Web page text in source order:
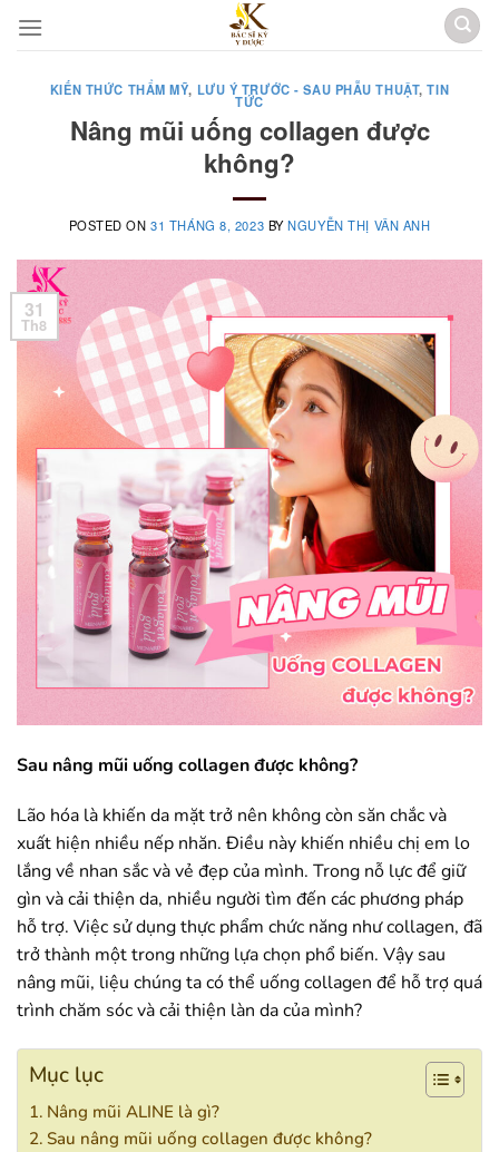
KIẾN THỨC THẨM MỸ, LƯU Ý TRƯỚC - SAU PHẪU THUẬT,TIN
TỨC
Nâng mũi uống collagen được
không?
POSTED ON31 THÁNG 8, 2023 BYNGUYỄN THỊ VÂN ANH
31
Th8
Sau nâng mũi uống collagen được không?
Lão hóa là khiến da mặt trở nên không còn săn chắc và
xuất hiện nhiều nếp nhăn. Điều này khiến nhiều chị em lo
lắng về nhan sắc và vẻ đẹp của mình. Trong nỗ lực để giữ
gìn và cải thiện da, nhiều người tìm đến các phương pháp
hỗ trợ. Việc sử dụng thực phẩm chức năng như collagen, đã
trở thành một trong những lựa chọn phổ biến. Vậy sau
nâng mũi, liệu chúng ta có thể uống collagen để hỗ trợ quá
trình chăm sóc và cải thiện làn da của mình?
Mục lục
Nâng mũi ALINE là gì?
Sau nâng mũi uống collagen được không?